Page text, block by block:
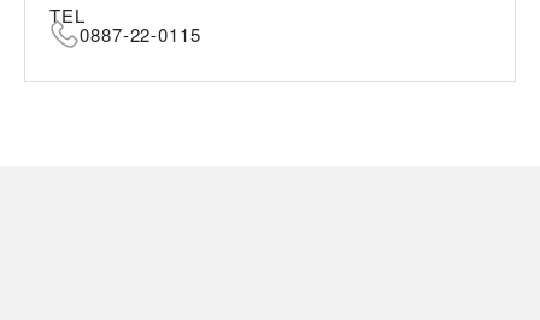
TEL
0887-22-0115